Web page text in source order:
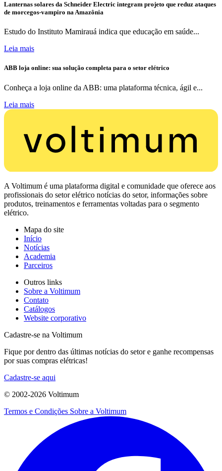
Lanternas solares da Schneider Electric integram projeto que reduz ataques
de morcegos-vampiro na Amazônia
Estudo do Instituto Mamirauá indica que educação em saúde...
Leia mais
ABB loja online: sua solução completa para o setor elétrico
Conheça a loja online da ABB: uma plataforma técnica, ágil e...
Leia mais
A Voltimum é uma plataforma digital e comunidade que oferece aos
profissionais do setor elétrico notícias do setor, informações sobre
produtos, treinamentos e ferramentas voltadas para o segmento
elétrico.
Mapa do site
Início
Notícias
Academia
Parceiros
Outros links
Sobre a Voltimum
Contato
Catálogos
Website corporativo
Cadastre-se na Voltimum
Fique por dentro das últimas notícias do setor e ganhe recompensas
por suas compras elétricas!
Cadastre-se aqui
© 2002-2026 Voltimum
Termos e Condições Sobre a Voltimum